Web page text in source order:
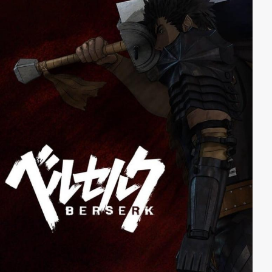
niemals so einfach unterordnen würde und somit
kann ihn Griffith nur durch ein Duell für sich